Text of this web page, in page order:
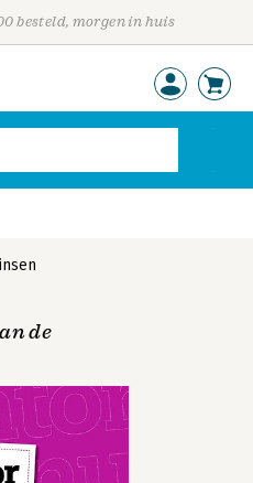
besteld, morgen in huis
de